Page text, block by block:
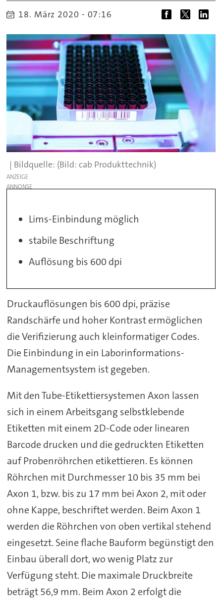
18. März 2020 - 07:16
(Bild: cab Produkttechnik)
ANZEIGE
Lims-Einbindung möglich
stabile Beschriftung
Auflösung bis 600 dpi
Druckauflösungen bis 600 dpi, präzise
Randschärfe und hoher Kontrast ermöglichen
die Verifizierung auch kleinformatiger Codes.
Die Einbindung in ein Laborinformations-
Managementsystem ist gegeben.
Mit den Tube-Etikettiersystemen Axon lassen
sich in einem Arbeitsgang selbstklebende
Etiketten mit einem 2D-Code oder linearen
Barcode drucken und die gedruckten Etiketten
auf Probenröhrchen etikettieren. Es können
Röhrchen mit Durchmesser 10 bis 35 mm bei
Axon 1, bzw. bis zu 17 mm bei Axon 2, mit oder
ohne Kappe, beschriftet werden. Beim Axon 1
werden die Röhrchen von oben vertikal stehend
eingesetzt. Seine flache Bauform begünstigt den
Einbau überall dort, wo wenig Platz zur
Verfügung steht. Die maximale Druckbreite
beträgt 56,9 mm. Beim Axon 2 erfolgt die